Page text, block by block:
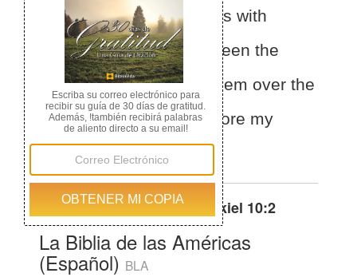
cherubim. Fill your hands with
burning coals from between the
cherubim, andscatter them over the
city. ”And he went inbefore my
eyes.
Otras traducciones de Ezekiel 10:2
La Biblia de las Américas
(Español) BLA